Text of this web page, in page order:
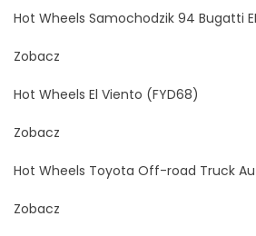
Hot Wheels Samochodzik 94 Bugatti
Zobacz
Hot Wheels El Viento (FYD68)
Zobacz
Hot Wheels Toyota Off-road Truck
Zobacz